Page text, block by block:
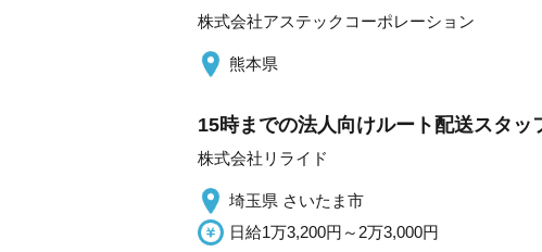
株式会社アステックコーポレーション
熊本県
15時までの法人向けルート配送スタッ
株式会社リライド
埼玉県 さいたま市
日給1万3,200円～2万3,000円